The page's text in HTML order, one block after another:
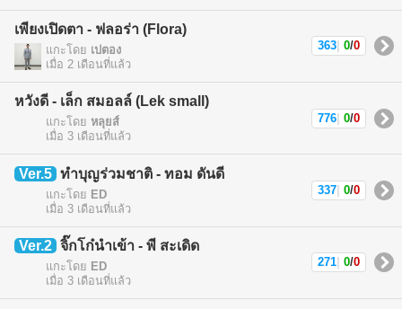
เพียงเปิดตา - ฟลอร่า (Flora)
แกะโดย เปตอง
เมื่อ 2 เดือนที่แล้ว
363 0/0
หวังดี - เล็ก สมอลล์ (Lek small)
แกะโดย หลุยส์
เมื่อ 3 เดือนที่แล้ว
776 0/0
Ver.5 ทำบุญร่วมชาติ - ทอม ดันดี
แกะโดย ED
เมื่อ 3 เดือนที่แล้ว
337 0/0
Ver.2 จิ๊กโก๋นำเข้า - พี สะเดิด
แกะโดย ED
เมื่อ 3 เดือนที่แล้ว
271 0/0